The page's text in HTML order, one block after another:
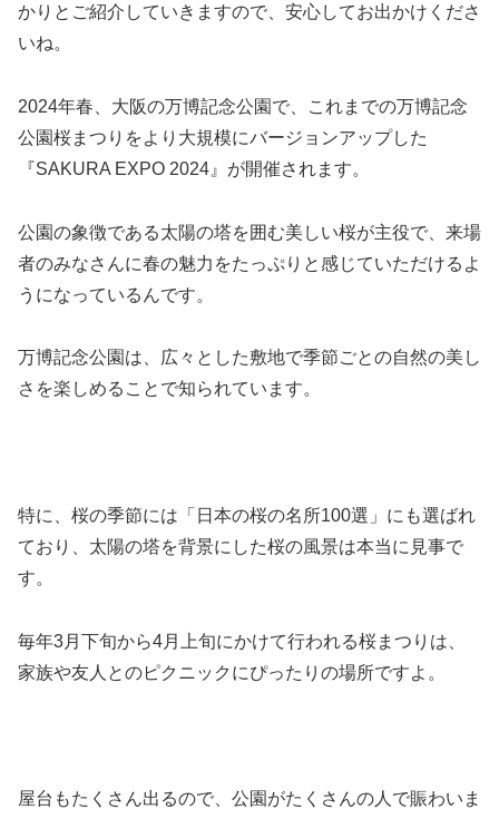
かりとご紹介していきますので、安心してお出かけくださ
いね。
2024年春、大阪の万博記念公園で、これまでの万博記念
公園桜まつりをより大規模にバージョンアップした
『SAKURA EXPO 2024』が開催されます。
公園の象徴である太陽の塔を囲む美しい桜が主役で、来場
者のみなさんに春の魅力をたっぷりと感じていただけるよ
うになっているんです。
万博記念公園は、広々とした敷地で季節ごとの自然の美し
さを楽しめることで知られています。
特に、桜の季節には「日本の桜の名所100選」にも選ばれ
ており、太陽の塔を背景にした桜の風景は本当に見事で
す。
毎年3月下旬から4月上旬にかけて行われる桜まつりは、
家族や友人とのピクニックにぴったりの場所ですよ。
屋台もたくさん出るので、公園がたくさんの人で賑わいま